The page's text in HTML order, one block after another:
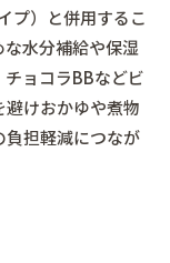
プ）と併用するこ
水分補給や保湿
ョコラBBなどビ
けおかゆや煮物
負担軽減につなが